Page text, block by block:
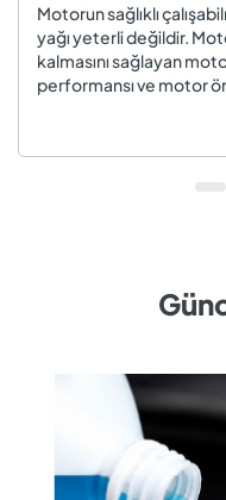
Motorun sağlıklı
yağı yeterli değildir.
kalmasını sağlayan
performansı ve motor
değiştirilmeyen
arızaları ve yüksek